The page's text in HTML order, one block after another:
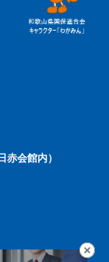
赤会館内）